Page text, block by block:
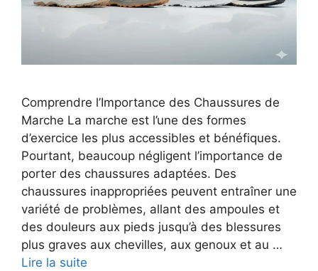
Comprendre l’Importance des Chaussures de
Marche La marche est l’une des formes
d’exercice les plus accessibles et bénéfiques.
Pourtant, beaucoup négligent l’importance de
porter des chaussures adaptées. Des
chaussures inappropriées peuvent entraîner une
variété de problèmes, allant des ampoules et
des douleurs aux pieds jusqu’à des blessures
plus graves aux chevilles, aux genoux et au …
Lire la suite